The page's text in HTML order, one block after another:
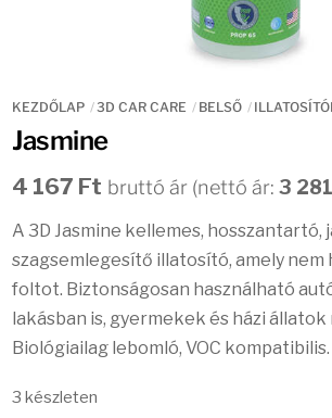
KEZDŐLAP 3D CAR CARE BELSŐ
Jasmine
4 167 Ft bruttó ár (nettó ár:3 281
A 3D Jasmine kellemes, hosszantartó,
szagsemlegesítő illatosító, amely nem
foltot. Biztonságosan használható
lakásban is, gyermekek és házi állatok
Biológiailag lebomló, VOC kompatibilis.
3 készleten